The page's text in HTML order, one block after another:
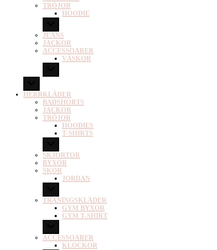
TRÖJOR
HOODIE
JEANS
JACKOR
ACCESSOARER
VÄSKOR
HERRKLÄDER
BADSHORTS
JACKOR
TRÖJOR
HOODIES
T-SHIRTS
SKJORTOR
BYXOR
SKOR
JORDAN
TRÄNINGSKLÄDER
GYM BYXOR
GYM T-SHIRT
ACCESSOARER
KLOCKOR